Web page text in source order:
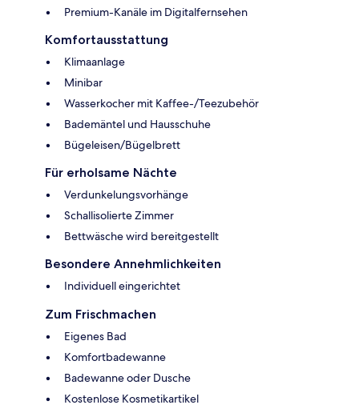
Premium-Kanäle im Digitalfernsehen
Komfortausstattung
Klimaanlage
Minibar
Wasserkocher mit Kaffee-/Teezubehör
Bademäntel und Hausschuhe
Bügeleisen/Bügelbrett
Für erholsame Nächte
Verdunkelungsvorhänge
Schallisolierte Zimmer
Bettwäsche wird bereitgestellt
Besondere Annehmlichkeiten
Individuell eingerichtet
Zum Frischmachen
Eigenes Bad
Komfortbadewanne
Badewanne oder Dusche
Kostenlose Kosmetikartikel